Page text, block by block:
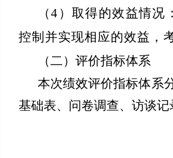
（4）取得的效益情
控制并实现相应的效益，
（二）评价指标体系
本次绩效评价指标体系
基础表、问卷调查、访谈